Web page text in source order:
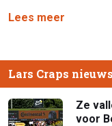
Lees meer
Lars Craps nieuws
Ze
voor